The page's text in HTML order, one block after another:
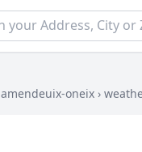
amendeuix-oneix ›